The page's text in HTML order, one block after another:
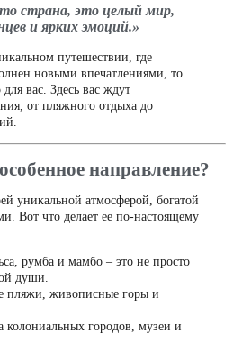
страна, это целый мир,
и ярких эмоций.»
путешествии, где
новыми впечатлениями, то
вас. Здесь вас ждут
от пляжного отдыха до
направление?
уникальной атмосферой, богатой
Вот что делает ее по-настоящему
румба и мамбо – это не просто
души.
пляжи, живописные горы и
колониальных городов, музеи и